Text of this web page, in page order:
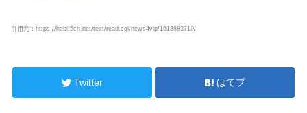
引用元：https://hebi.5ch.net/test/read.cgi/news4vip/1618883719/
Twitter はてブ